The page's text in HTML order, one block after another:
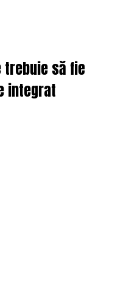
trebuie să fie
integrat